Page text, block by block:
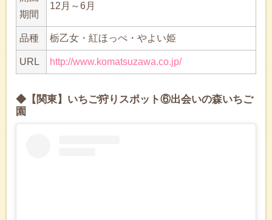
期間
12月～6月
品種 栃乙女・紅ほっぺ・やよい姫
URL http://www.komatsuzawa.co.jp/
◆【関東】いちご狩りスポット⑥出会いの森いちご
園